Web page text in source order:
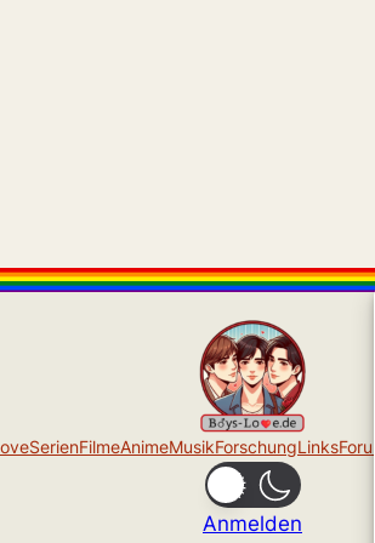
SerienFilmeAnimeMusikForschungLinks
Anmelden